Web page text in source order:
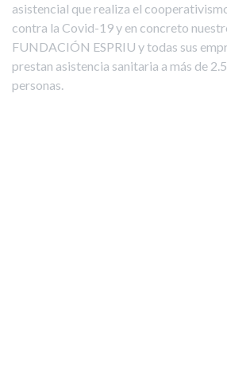
asistencial que realiza el
contra la Covid-19 y en concreto
FUNDACIÓN ESPRIU y todas sus
prestan asistencia sanitaria a más de
personas.